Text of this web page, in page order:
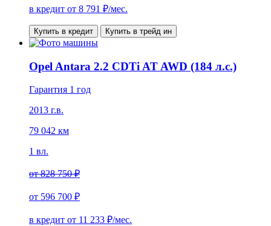
в кредит от 8 791 ₽/мес.
Купить в кредит Купить в трейд ин
Opel Antara 2.2 CDTi AT AWD (184 л.с.)
Гарантия 1 год
2013 г.в.
79 042 км
1 вл.
от828 750 ₽
от 596 700 ₽
в кредит от 11 233 ₽/мес.